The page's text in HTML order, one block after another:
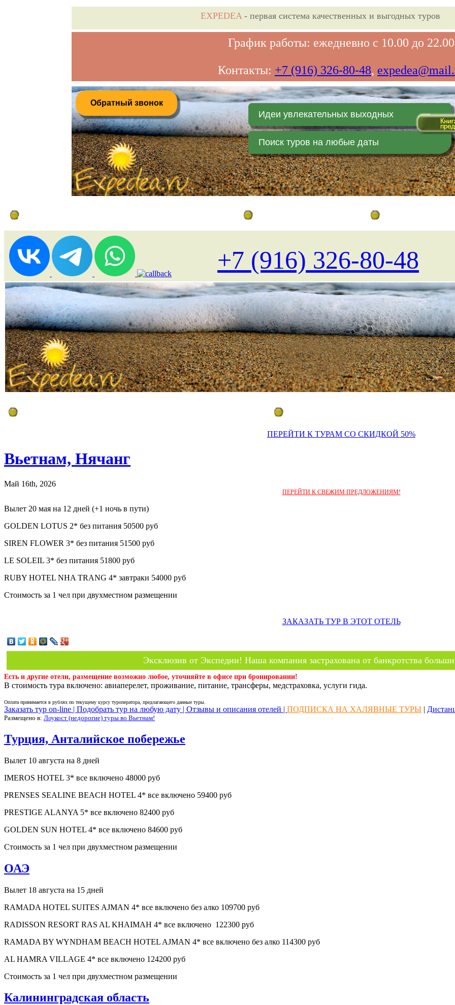
EXPEDEA- первая система качественных и выгодных туров
График работы: ежедневно с 10.00 до 22.00
Контакты: +7 (916) 326-80-48,
Обратный звонок
Идеи увлекательных выходных
Поиск туров на любые даты
Дистанционное бронирование туров
+7 (916) 326-80-48
ПЕРЕЙТИ К ТУРАМ СО СКИДКОЙ 50%
Вьетнам, Нячанг
Май 16th, 2026
ПЕРЕЙТИ К СВЕЖИМ ПРЕДЛОЖЕНИЯМ!
Вылет 20 мая на 12 дней (+1 ночь в пути)
GOLDEN LOTUS 2* без питания 50500 руб
SIREN FLOWER 3* без питания 51500 руб
LE SOLEIL 3* без питания 51800 руб
RUBY HOTEL NHA TRANG 4* завтраки 54000 руб
Стоимость за 1 чел при двухместном размещении
ЗАКАЗАТЬ ТУР В ЭТОТ ОТЕЛЬ
Эксклюзив от Экспедии! Наша компания застрахована от банкротства
Есть и другие отели, размещение возможно любое, уточняйте в офисе при бронировании!
В стоимость тура включено: авиаперелет, проживание, питание, трансферы, медстраховка, услуги гида.
Оплата принимается в рублях по текущему курсу туроператора, предлагающего данные туры.
Заказать тур on-line | Подобрать тур на любую дату | Отзывы и описания отелей | ПОДПИСКА НА ХАЛЯВНЫЕ ТУРЫ |
Размещено в: Лоукост (недорогие) туры во Вьетнам!
Турция, Анталийское побережье
Вылет 10 августа на 8 дней
IMEROS HOTEL 3* все включено 48000 руб
PRENSES SEALINE BEACH HOTEL 4* все включено 59400 руб
PRESTIGE ALANYA 5* все включено 82400 руб
GOLDEN SUN HOTEL 4* все включено 84600 руб
Стоимость за 1 чел при двухместном размещении
ОАЭ
Вылет 18 августа на 15 дней
RAMADA HOTEL SUITES AJMAN 4* все включено без алко 109700 руб
RADISSON RESORT RAS AL KHAIMAH 4* все включено 122300 руб
RAMADA BY WYNDHAM BEACH HOTEL AJMAN 4* все включено без алко 114300 руб
AL HAMRA VILLAGE 4* все включено 124200 руб
Стоимость за 1 чел при двухместном размещении
Калининградская область